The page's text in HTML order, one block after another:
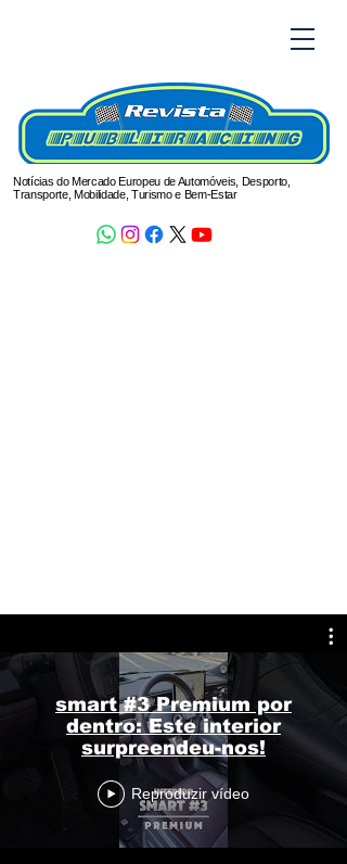
Notícias do Mercado Europeu de Automóveis, Desporto,
Transporte, Mobilidade, Turismo e Bem-Estar
smart #3 Premium por
dentro: Este interior
surpreendeu-nos!
Reproduzir vídeo